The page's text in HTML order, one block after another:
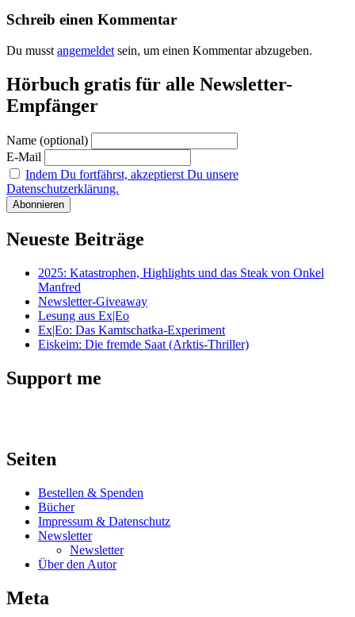
Schreib einen Kommentar
Du musst angemeldet sein, um einen Kommentar abzugeben.
Hörbuch gratis für alle Newsletter-
Empfänger
Name (optional)
E-Mail
Indem Du fortfährst, akzeptierst Du unsere
Datenschutzerklärung.
Neueste Beiträge
2025: Katastrophen, Highlights und das Steak von Onkel
Manfred
Newsletter-Giveaway
Lesung aus Ex|Eo
Ex|Eo: Das Kamtschatka-Experiment
Eiskeim: Die fremde Saat (Arktis-Thriller)
Support me
Seiten
Bestellen & Spenden
Bücher
Impressum & Datenschutz
Newsletter
Newsletter
Über den Autor
Meta